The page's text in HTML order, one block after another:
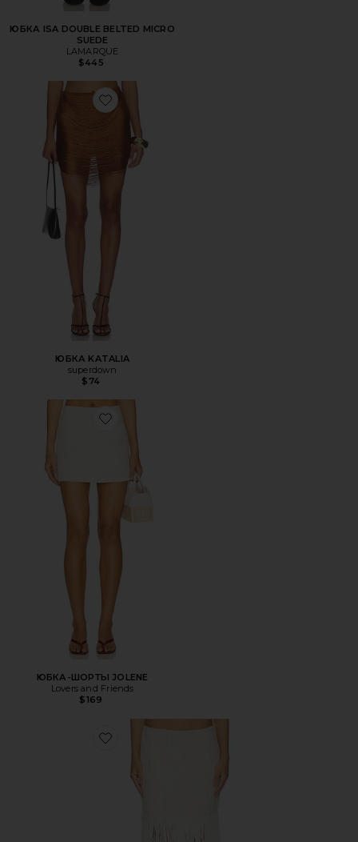
ЮБКА ISA DOUBLE BELTED MICRO
SUEDE
LAMARQUE
$445
Favorite ЮБКА KATALIA
ЮБКА KATALIA
superdown
$74
Favorite ЮБКА-ШОРТЫ JOLENE
ЮБКА-ШОРТЫ JOLENE
Lovers and Friends
$169
Favorite ЮБКА FRITZ FRINGE